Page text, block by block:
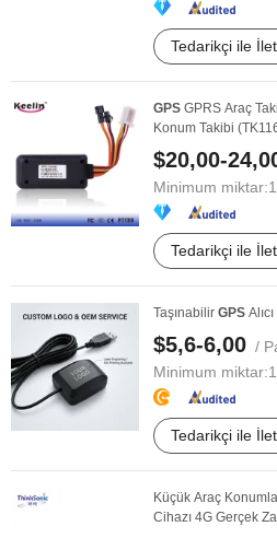
Tedarikçi ile
GPS GPRS Araç
Konum Takibi
$20,00-
Minimum miktar:
Tedarikçi ile
Taşınabilir GPS
$5,6-6,00 /
Minimum miktar:
Tedarikçi ile
Küçük Araç
Cihazı 4G Gerçek